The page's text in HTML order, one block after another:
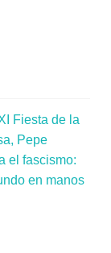
Fiesta de la
Pepe
el fascismo:
en manos